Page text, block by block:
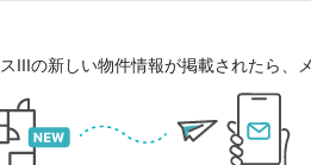
IIIの新しい物件情報が掲載されたら、